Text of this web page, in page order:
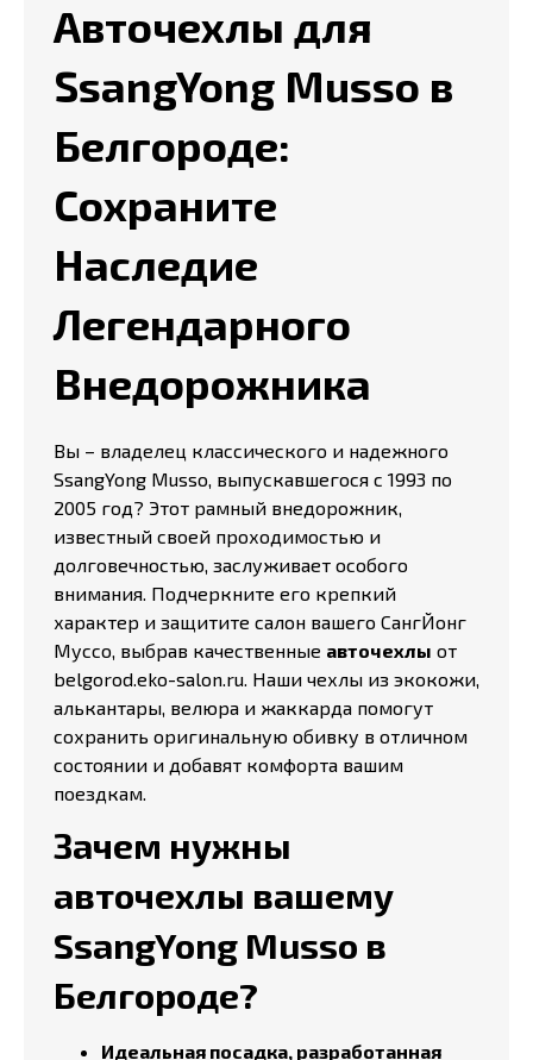
Авточехлы для
SsangYong Musso в
Белгороде:
Сохраните
Наследие
Легендарного
Внедорожника
Вы – владелец классического и надежного
SsangYong Musso, выпускавшегося с 1993 по
2005 год? Этот рамный внедорожник,
известный своей проходимостью и
долговечностью, заслуживает особого
внимания. Подчеркните его крепкий
характер и защитите салон вашего СангЙонг
Муссо, выбрав качественные авточехлы от
belgorod.eko-salon.ru. Наши чехлы из экокожи,
алькантары, велюра и жаккарда помогут
сохранить оригинальную обивку в отличном
состоянии и добавят комфорта вашим
поездкам.
Зачем нужны
авточехлы вашему
SsangYong Musso в
Белгороде?
Идеальная посадка, разработанная